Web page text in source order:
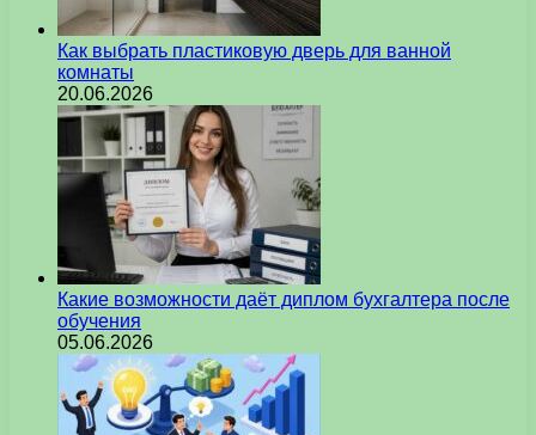
Как выбрать пластиковую дверь для ванной
комнаты
20.06.2026
Какие возможности даёт диплом бухгалтера после
обучения
05.06.2026